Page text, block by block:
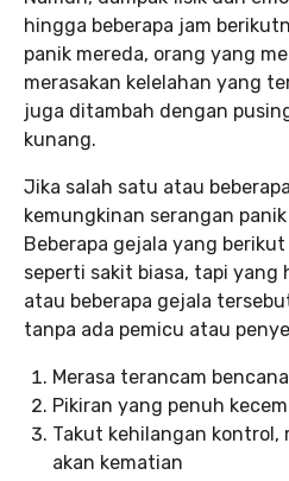
hingga beberapa jam
panik mereda, orang yang
merasakan kelelahan yang
juga ditambah dengan
kunang.
Jika salah satu atau
kemungkinan serangan
Beberapa gejala yang
seperti sakit biasa, tapi
atau beberapa gejala
tanpa ada pemicu atau
Merasa terancam
Pikiran yang penuh
Takut kehilangan
akan kematian